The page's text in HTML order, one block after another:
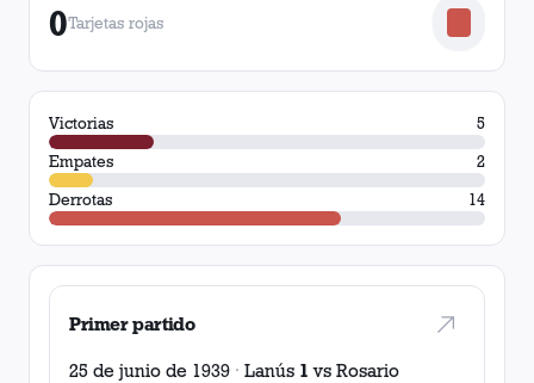
0Tarjetas rojas
Victorias
5
Empates
2
Derrotas
14
Primer partido
25 de junio de 1939 · Lanús 1 vs Rosario